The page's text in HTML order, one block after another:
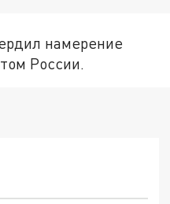
намерение
России.